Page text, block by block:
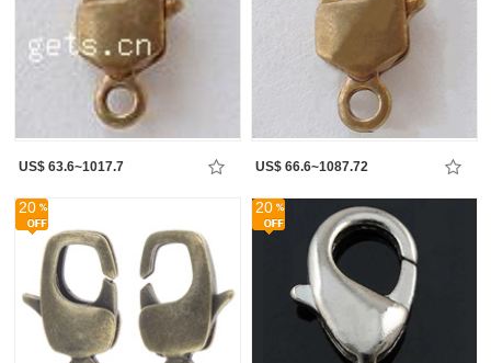
US$ 63.6~1017.7 US$ 66.6~1087.72
20 20